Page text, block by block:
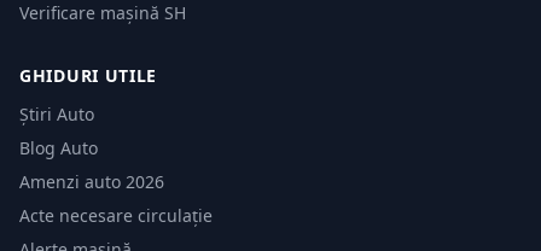
Verificare mașină SH
GHIDURI UTILE
Știri Auto
Blog Auto
Amenzi auto 2026
Acte necesare circulație